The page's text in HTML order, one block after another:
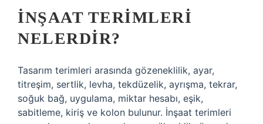
İNŞAAT TERIMLERI
NELERDIR?
Tasarım terimleri arasında gözeneklilik, ayar,
titreşim, sertlik, levha, tekdüzelik, ayrışma, tekrar,
soğuk bağ, uygulama, miktar hesabı, eşik,
sabitleme, kiriş ve kolon bulunur. İnşaat terimleri